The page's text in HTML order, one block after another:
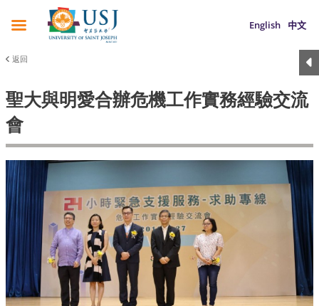
English 中文
返回
聖大與明愛合辦危機工作實務經驗交流
會